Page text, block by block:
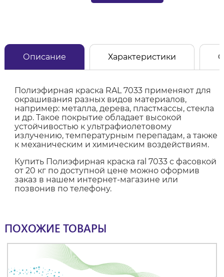
Описание Характеристики
Полиэфирная краска RAL 7033 применяют для
окрашивания разных видов материалов,
например: металла, дерева, пластмассы, стекла
и др. Такое покрытие обладает высокой
устойчивостью к ультрафиолетовому
излучению, температурным перепадам, а также
к механическим и химическим воздействиям.
Купить Полиэфирная краска ral 7033 с фасовкой
от 20 кг по доступной цене можно оформив
заказ в нашем интернет-магазине или
позвонив по телефону.
ПОХОЖИЕ ТОВАРЫ